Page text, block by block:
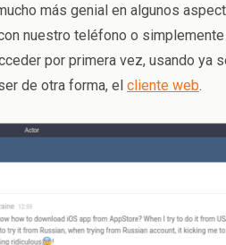
más genial en algunos
nuestro teléfono o simplemente
por primera vez, usando ya
de otra forma, el cliente web.